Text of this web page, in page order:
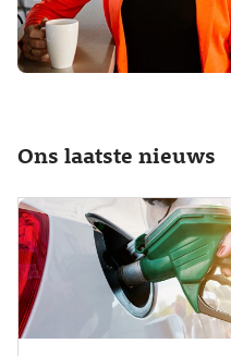
Ons laatste nieuws